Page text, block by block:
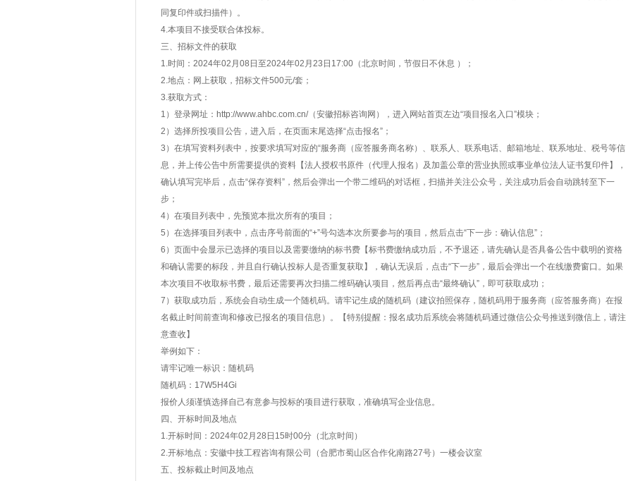
同复印件或扫描件）。
4.本项目不接受联合体投标。
三、招标文件的获取
1.时间：2024年02月08日至2024年02月23日17:00（北京时间，节假日不休息 ）；
2.地点：网上获取，招标文件500元/套；
3.获取方式：
1）登录网址：http://www.ahbc.com.cn/（安徽招标咨询网），进入网站首页左边“项目报名入口”模块；
2）选择所投项目公告，进入后，在页面末尾选择“点击报名”；
3）在填写资料列表中，按要求填写对应的“服务商（应答服务商名称）、联系人、联系电话、邮箱地址、联系地址、税号等信
息，并上传公告中所需要提供的资料【法人授权书原件（代理人报名）及加盖公章的营业执照或事业单位法人证书复印件】，
确认填写完毕后，点击“保存资料”，然后会弹出一个带二维码的对话框，扫描并关注公众号，关注成功后会自动跳转至下一
步；
4）在项目列表中，先预览本批次所有的项目；
5）在选择项目列表中，点击序号前面的“+”号勾选本次所要参与的项目，然后点击“下一步：确认信息”；
6）页面中会显示已选择的项目以及需要缴纳的标书费【标书费缴纳成功后，不予退还，请先确认是否具备公告中载明的资格
和确认需要的标段，并且自行确认投标人是否重复获取】，确认无误后，点击“下一步”，最后会弹出一个在线缴费窗口。如果
本次项目不收取标书费，最后还需要再次扫描二维码确认项目，然后再点击“最终确认”，即可获取成功；
7）获取成功后，系统会自动生成一个随机码。请牢记生成的随机码（建议拍照保存，随机码用于服务商（应答服务商）在报
名截止时间前查询和修改已报名的项目信息）。【特别提醒：报名成功后系统会将随机码通过微信公众号推送到微信上，请注
意查收】
举例如下：
请牢记唯一标识：随机码
随机码：17W5H4Gi
报价人须谨慎选择自己有意参与投标的项目进行获取，准确填写企业信息。
四、开标时间及地点
1.开标时间：2024年02月28日15时00分（北京时间）
2.开标地点：安徽中技工程咨询有限公司（合肥市蜀山区合作化南路27号）一楼会议室
五、投标截止时间及地点